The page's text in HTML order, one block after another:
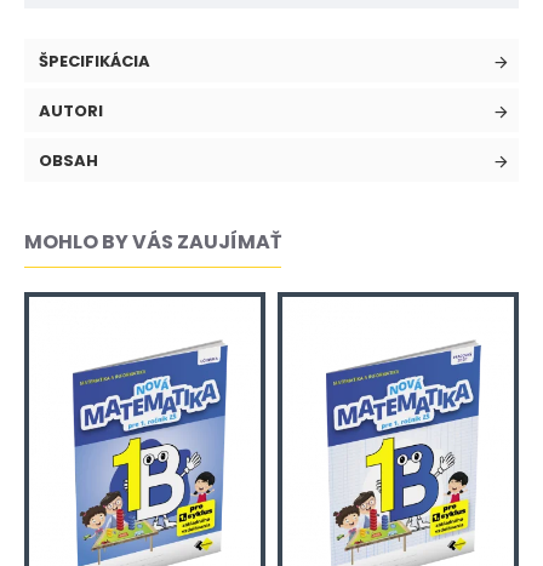
ŠPECIFIKÁCIA
AUTORI
OBSAH
MOHLO BY VÁS ZAUJÍMAŤ